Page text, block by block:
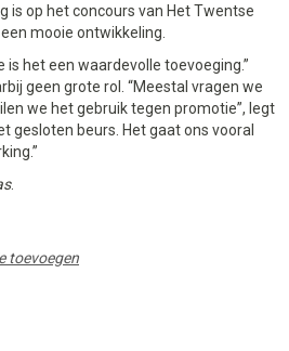
is op het concours van Het Twentse
mooie ontwikkeling.
is het een waardevolle toevoeging.”
geen grote rol. “Meestal vragen we
we het gebruik tegen promotie”, legt
gesloten beurs. Het gaat ons vooral
.
toevoegen